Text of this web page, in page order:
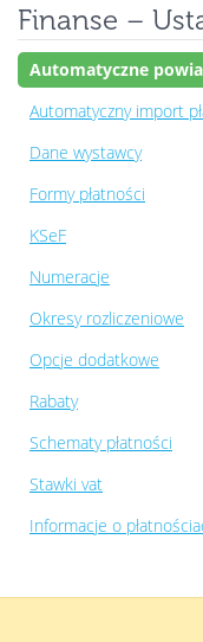
Finanse –
Automatyczne
Automatyczny import
Dane wystawcy
Formy płatności
KSeF
Numeracje
Okresy rozliczeniowe
Opcje dodatkowe
Rabaty
Schematy płatności
Stawki vat
Informacje o